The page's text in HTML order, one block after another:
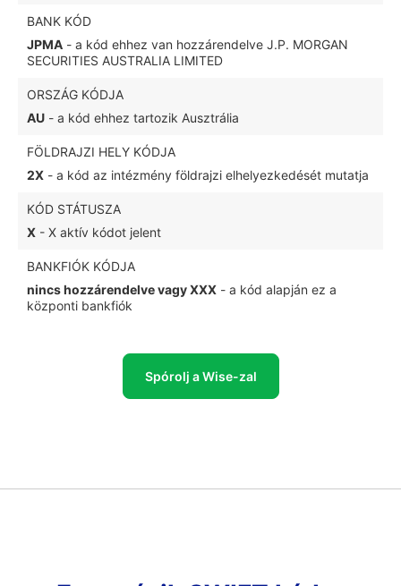
BANK KÓD
JPMA - a kód ehhez van hozzárendelve J.P. MORGAN
SECURITIES AUSTRALIA LIMITED
ORSZÁG KÓDJA
AU - a kód ehhez tartozik Ausztrália
FÖLDRAJZI HELY KÓDJA
2X - a kód az intézmény földrajzi elhelyezkedését mutatja
KÓD STÁTUSZA
X - X aktív kódot jelent
BANKFIÓK KÓDJA
nincs hozzárendelve vagy XXX - a kód alapján ez a
központi bankfiók
Spórolj a Wise-zal